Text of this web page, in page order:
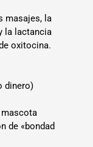
masajes, la
la lactancia
oxitocina.
dinero)
de «bondad